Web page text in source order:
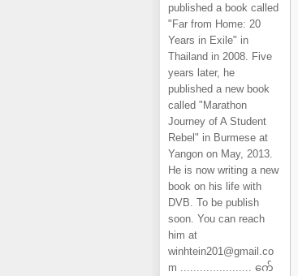
published a book called
"Far from Home: 20
Years in Exile" in
Thailand in 2008. Five
years later, he
published a new book
called "Marathon
Journey of A Student
Rebel" in Burmese at
Yangon on May, 2013.
He is now writing a new
book on his life with
DVB. To be publish
soon. You can reach
him at
winhtein201@gmail.co
m ...................... က်ေ